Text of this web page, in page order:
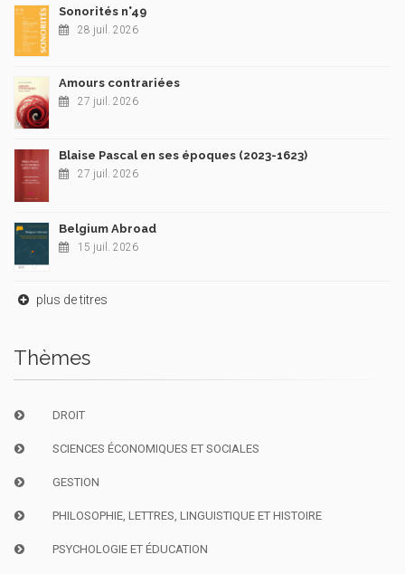
Sonorités n°49
28 juil. 2026
Amours contrariées
27 juil. 2026
Blaise Pascal en ses époques (2023-1623)
27 juil. 2026
Belgium Abroad
15 juil. 2026
plus de titres
Thèmes
DROIT
SCIENCES ÉCONOMIQUES ET SOCIALES
GESTION
PHILOSOPHIE, LETTRES, LINGUISTIQUE ET HISTOIRE
PSYCHOLOGIE ET ÉDUCATION